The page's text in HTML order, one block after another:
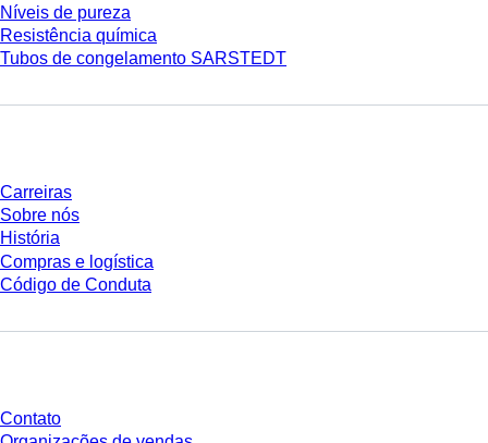
Níveis de pureza
Resistência química
Tubos de congelamento SARSTEDT
Carreiras
Sobre nós
História
Compras e logística
Código de Conduta
Contato